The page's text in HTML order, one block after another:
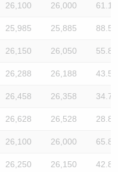
26,100 26,000 61.1
25,985 25,885 88.5
26,150 26,050 55.8
26,288 26,188 43.5
26,458 26,358 34.7
26,628 26,528 28.8
26,100 26,000 65.8
26,250 26,150 42.8